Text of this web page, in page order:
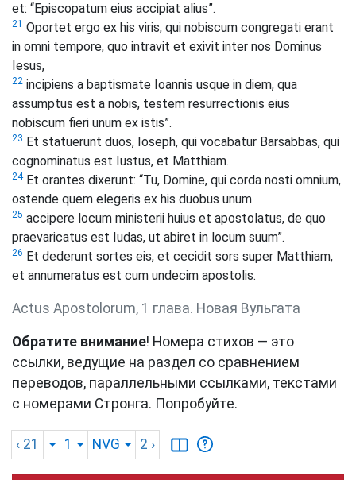
et: “Episcopatum eius accipiat alius”.
21 Oportet ergo ex his viris, qui nobiscum congregati erant
in omni tempore, quo intravit et exivit inter nos Dominus
Iesus,
22 incipiens a baptismate Ioannis usque in diem, qua
assumptus est a nobis, testem resurrectionis eius
nobiscum fieri unum ex istis”.
23 Et statuerunt duos, Ioseph, qui vocabatur Barsabbas, qui
cognominatus est Iustus, et Matthiam.
24Et orantes dixerunt: “Tu, Domine, qui corda nosti omnium,
ostende quem elegeris ex his duobus unum
25 accipere locum ministerii huius et apostolatus, de quo
praevaricatus est Iudas, ut abiret in locum suum”.
26 Et dederunt sortes eis, et cecidit sors super Matthiam,
et annumeratus est cum undecim apostolis.
Actus Apostolorum, 1 глава. Новая Вульгата
Обратите внимание! Номера стихов — это
ссылки, ведущие на раздел со сравнением
переводов, параллельными ссылками, текстами
с номерами Стронга. Попробуйте.
‹ 21 1 NVG 2 ›